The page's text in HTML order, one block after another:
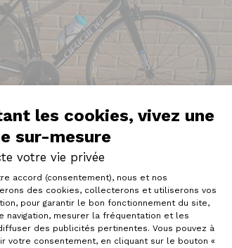
les cookies, vivez une
sur-mesure
votre vie privée
de Gestion du
accord (consentement), nous et nos
des cookies, collecterons et utiliserons vos
pour garantir le bon fonctionnement du site,
navigation, mesurer la fréquentation et les
des publicités pertinentes. Vous pouvez à
votre consentement, en cliquant sur le bouton «
Axeptio consent